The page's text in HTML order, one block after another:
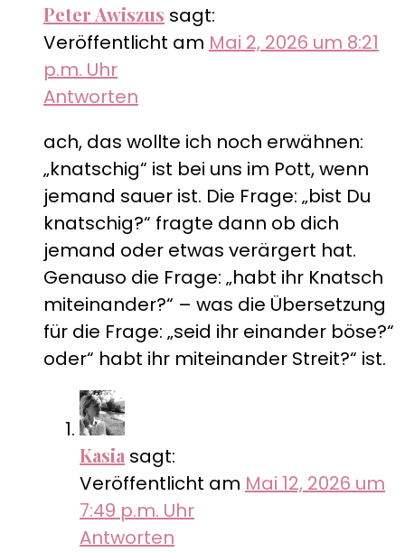
Peter Awiszus sagt:
Veröffentlicht am Mai 2, 2026 um 8:21
p.m. Uhr
Antworten
ach, das wollte ich noch erwähnen:
„knatschig“ ist bei uns im Pott, wenn
jemand sauer ist. Die Frage: „bist Du
knatschig?“ fragte dann ob dich
jemand oder etwas verärgert hat.
Genauso die Frage: „habt ihr Knatsch
miteinander?“ – was die Übersetzung
für die Frage: „seid ihr einander böse?“
oder“ habt ihr miteinander Streit?“ ist.
Kasia sagt:
Veröffentlicht am Mai 12, 2026 um
7:49 p.m. Uhr
Antworten